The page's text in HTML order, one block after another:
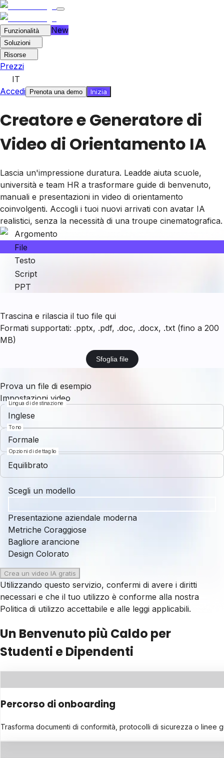
Funzionalità New
Soluzioni
Risorse
Prezzi
IT
Accedi
Prenota una demo Inizia
Creatore e Generatore di
Video di Orientamento IA
Lascia un'impressione duratura. Leadde aiuta scuole,
università e team HR a trasformare guide di benvenuto,
manuali e presentazioni in video di orientamento
coinvolgenti. Accogli i tuoi nuovi arrivati con avatar IA
realistici, senza la necessità di una troupe cinematografica.
Argomento
File
Testo
Script
PPT
Trascina e rilascia il tuo file qui
Formati supportati: .pptx, .pdf, .doc, .docx, .txt (fino a 200
MB)
Sfoglia file
Prova un file di esempio
Impostazioni video
Lingua di destinazione
Inglese
Tono
Formale
Opzioni di dettaglio
Equilibrato
Scegli un modello
Presentazione aziendale moderna
Metriche Coraggiose
Bagliore arancione
Design Colorato
Crea un video IA gratis
Utilizzando questo servizio, confermi di avere i diritti
necessari e che il tuo utilizzo è conforme alla nostra
Politica di utilizzo accettabile e alle leggi applicabili.
Un Benvenuto più Caldo per
Studenti e Dipendenti
Percorso di onboarding
Trasforma documenti di conformità, protocolli di sicurezza o linee